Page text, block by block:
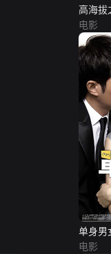
高海拔
电影
单身男
电影